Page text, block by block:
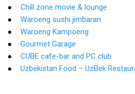
Chill zone movie & lounge
Waroeng sushi jimbaran
Waroeng Kampoeng
Gourmet Garage
CUBE cafe-bar and PC club
Uzbekistan Food – UzBek